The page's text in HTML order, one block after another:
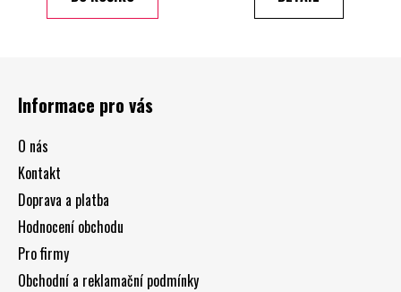
Informace pro vás
O nás
Kontakt
Doprava a platba
Hodnocení obchodu
Pro firmy
Obchodní a reklamační podmínky